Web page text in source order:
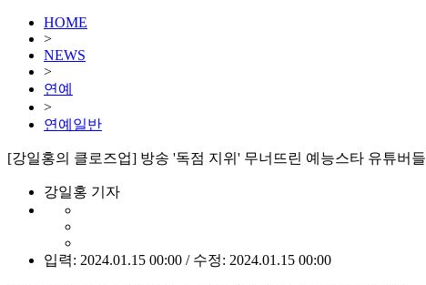
HOME
>
NEWS
>
연예
>
연예일반
[강일홍의 클로즈업] 방송 '독점 지위' 무너뜨린 예능스타 유튜버들
강일홍 기자
입력: 2024.01.15 00:00 / 수정: 2024.01.15 00:00